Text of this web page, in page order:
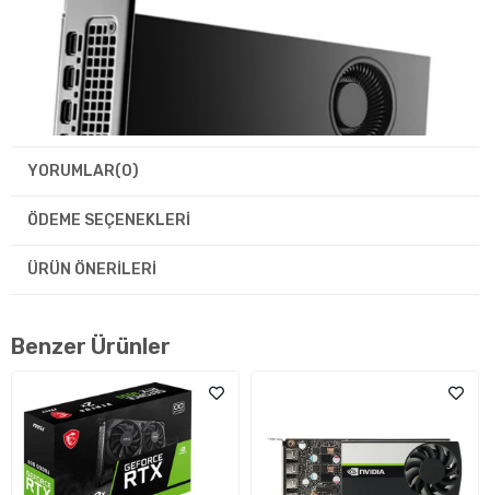
YORUMLAR(0)
ÖDEME SEÇENEKLERI
ÜRÜN ÖNERILERI
Benzer Ürünler